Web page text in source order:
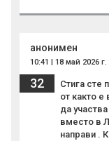
анонимен
10:41 | 18 май 2026 г.
32
Стига сте
от както
да
вместо в
направи .